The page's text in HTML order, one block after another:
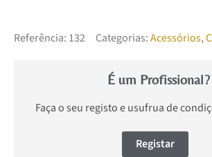
Referência: 132 Categorias:Acessórios,
É um Profissional?
Faça o seu registo e usufrua de
Registar